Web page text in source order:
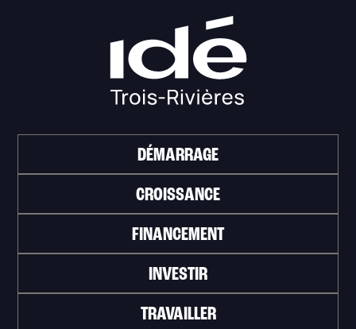
DÉMARRAGE
CROISSANCE
FINANCEMENT
INVESTIR
TRAVAILLER